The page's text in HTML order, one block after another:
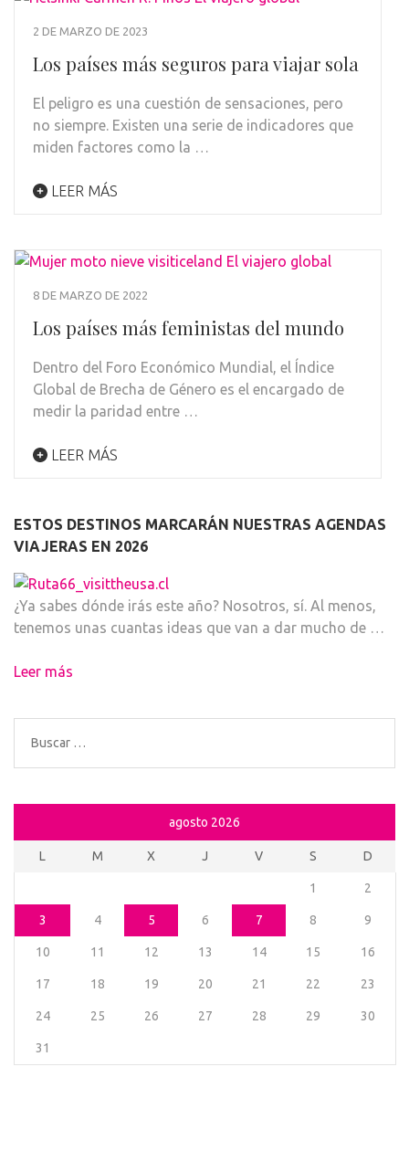
2 DE MARZO DE 2023
Los países más seguros para viajar sola
El peligro es una cuestión de sensaciones, pero
no siempre. Existen una serie de indicadores que
miden factores como la …
LEER MÁS
8 DE MARZO DE 2022
Los países más feministas del mundo
Dentro del Foro Económico Mundial, el Índice
Global de Brecha de Género es el encargado de
medir la paridad entre …
LEER MÁS
ESTOS DESTINOS MARCARÁN NUESTRAS AGENDAS
VIAJERAS EN 2026
¿Ya sabes dónde irás este año? Nosotros, sí. Al menos,
tenemos unas cuantas ideas que van a dar mucho de …
Leer más
Buscar:
agosto 2026
L M X J V S D
1 2
3 4 5 6 7 8 9
10 11 12 13 14 15 16
17 18 19 20 21 22 23
24 25 26 27 28 29 30
31